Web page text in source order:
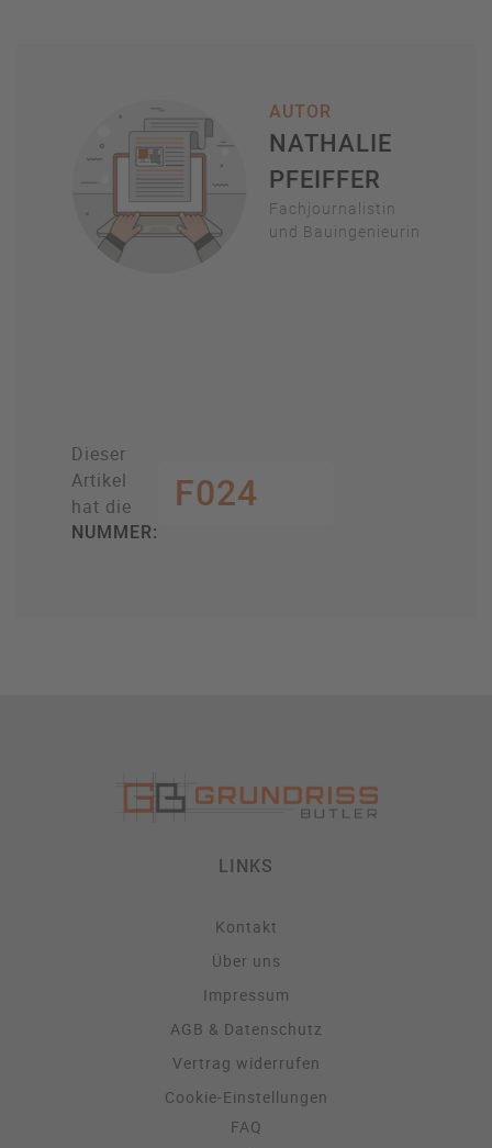
AUTOR
NATHALIE
PFEIFFER
Fachjournalistin
und Bauingenieurin
Dieser
Artikel
hat die
NUMMER:
F024
LINKS
Kontakt
Über uns
Impressum
AGB & Datenschutz
Vertrag widerrufen
Cookie-Einstellungen
FAQ